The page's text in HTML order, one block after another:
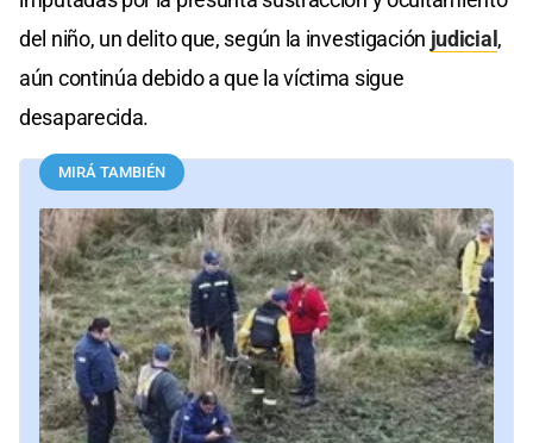
del niño, un delito que, según la investigación judicial,
aún continúa debido a que la víctima sigue
desaparecida.
MIRÁ TAMBIÉN